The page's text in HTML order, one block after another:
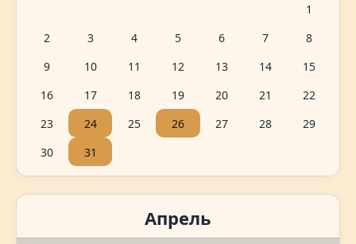
1
2
3 4 5 6 7
8
9
10 11 12 13 14
15
16
17 18 19 20 21
22
23
24 25 26 27 28
29
30
31
Апрель